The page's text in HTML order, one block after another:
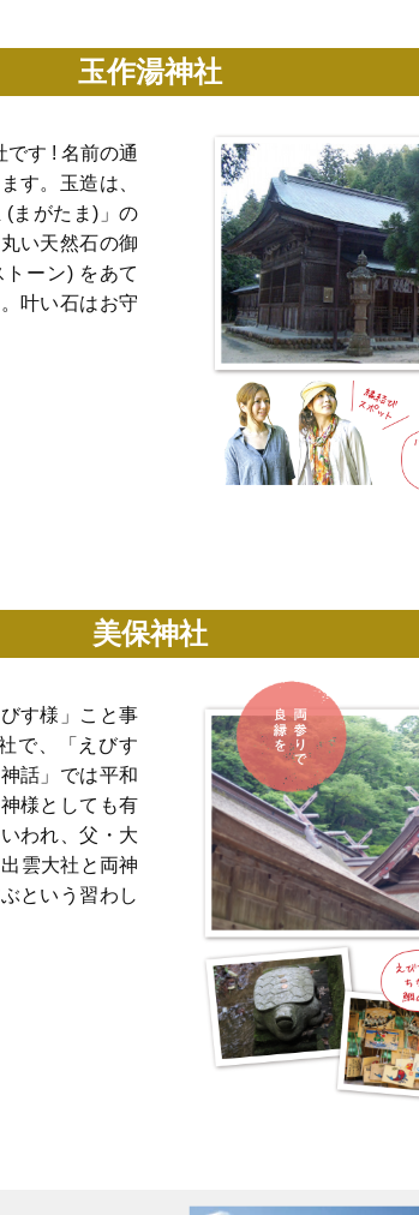
玉作湯神社
す ! 名前の通
す。玉造は、
(まがたま)」の
い天然石の御
ーン) をあて
叶い石はお守
美保神社
す様」こと事
で、「えびす
話」では平和
様としても有
われ、父・大
雲大社と両神
という習わし